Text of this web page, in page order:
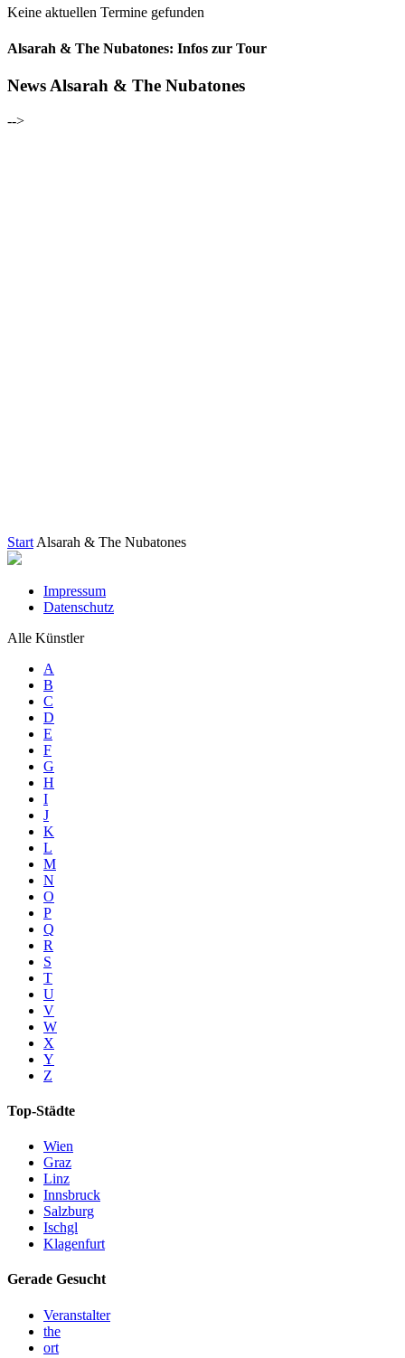
Keine aktuellen Termine gefunden
Alsarah & The Nubatones: Infos zur Tour
News Alsarah & The Nubatones
-->
Start Alsarah & The Nubatones
Impressum
Datenschutz
Alle Künstler
A
B
C
D
E
F
G
H
I
J
K
L
M
N
O
P
Q
R
S
T
U
V
W
X
Y
Z
Top-Städte
Wien
Graz
Linz
Innsbruck
Salzburg
Ischgl
Klagenfurt
Gerade Gesucht
Veranstalter
the
ort